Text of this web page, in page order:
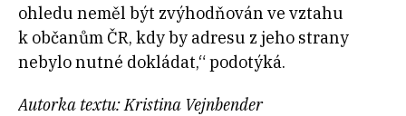
ohledu neměl být zvýhodňován ve vztahu
k občanům ČR, kdy by adresu z jeho strany
nebylo nutné dokládat,“ podotýká.
Autorka textu: Kristina Vejnbender